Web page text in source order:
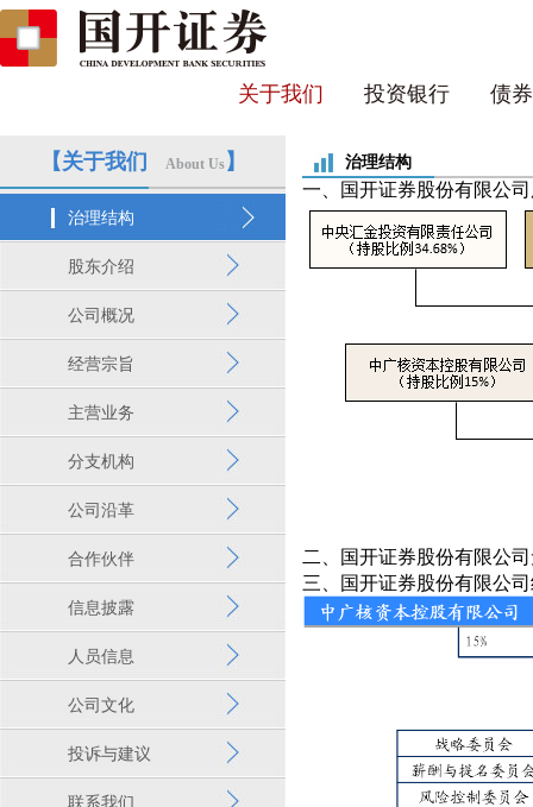
关于我们 投资银行 债
【关于我们 About Us】
治理结构
股东介绍
公司概况
经营宗旨
主营业务
分支机构
公司沿革
合作伙伴
信息披露
人员信息
公司文化
投诉与建议
联系我们
治理结构
一、国开证券股份有限公
二、国开证券股份有限公
三、国开证券股份有限公